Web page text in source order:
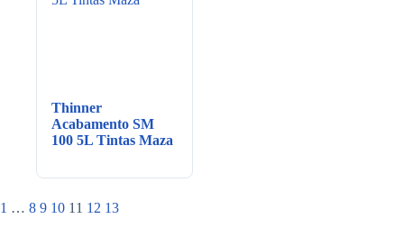
Thinner
Acabamento SM
100 5L Tintas Maza
1 … 8 9 10 11 12 13